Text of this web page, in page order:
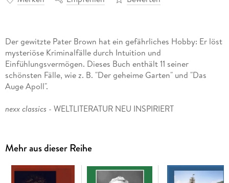
Der gewitzte Pater Brown hat ein gefährliches Hobby: Er löst
mysteriöse Kriminalfälle durch Intuition und
Einfühlungsvermögen. Dieses Buch enthält 11 seiner
schönsten Fälle, wie z. B. "Der geheime Garten" und "Das
Auge Apoll".
nexx classics - WELTLITERATUR NEU INSPIRIERT
Mehr aus dieser Reihe